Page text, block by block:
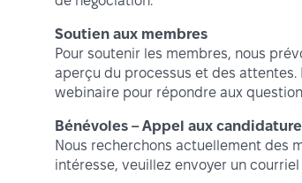
Soutien aux membres
Pour soutenir les membres, nous
aperçu du processus et des attentes.
webinaire pour répondre aux
Bénévoles – Appel aux
Nous recherchons actuellement des
intéresse, veuillez envoyer un courriel